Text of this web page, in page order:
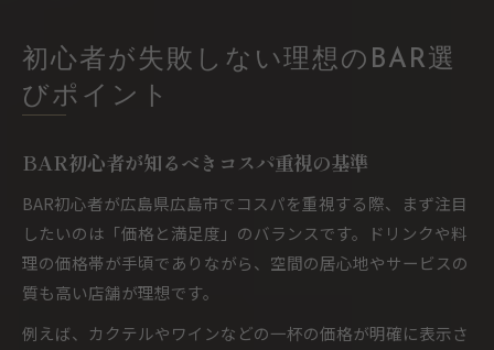
初心者が失敗しない理想のBAR選
びポイント
BAR初心者が知るべきコスパ重視の基準
BAR初心者が広島県広島市でコスパを重視する際、まず注目
したいのは「価格と満足度」のバランスです。ドリンクや料
理の価格帯が手頃でありながら、空間の居心地やサービスの
質も高い店舗が理想です。
例えば、カクテルやワインなどの一杯の価格が明確に表示さ